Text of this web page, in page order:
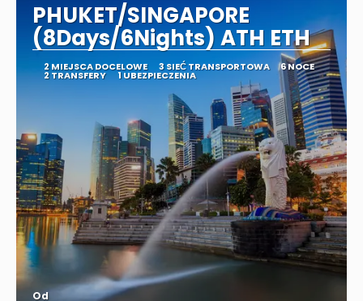
PHUKET/SINGAPORE
(8Days/6Nights) ATH ETH
2 MIEJSCA DOCELOWE 3 SIEĆ TRANSPORTOWA 6 NOCE
2 TRANSFERY 1 UBEZPIECZENIA
Od